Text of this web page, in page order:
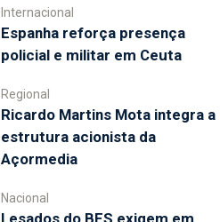
Internacional
Espanha reforça presença
policial e militar em Ceuta
Regional
Ricardo Martins Mota integra a
estrutura acionista da
Açormedia
Nacional
Lesados do BES exigem em